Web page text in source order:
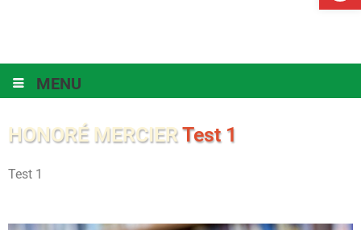
MENU
HONORÉ MERCIERTest 1
Test 1